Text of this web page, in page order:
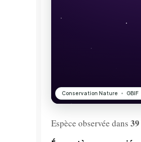
Espèce observée dans